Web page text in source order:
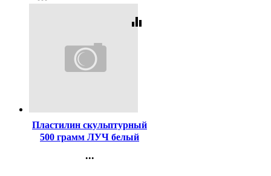
equalizer
Пластилин скульптурный
500 грамм ЛУЧ белый
...